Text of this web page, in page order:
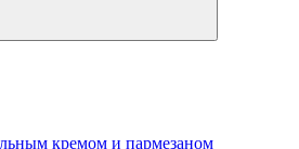
кремом и пармезаном